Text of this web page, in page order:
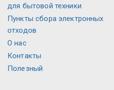
для бытовой техники
Пункты сбора электронных
отходов
О нас
Контакты
Полезный